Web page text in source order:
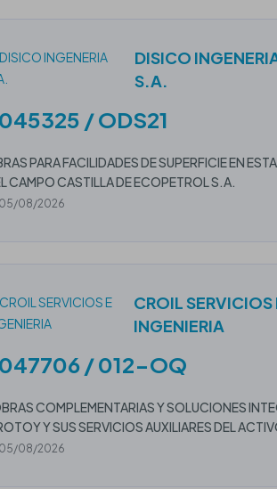
DISICO
S.A.
/ ODS21
PARA FACILIDADES DE SUPERFICIE EN
CAMPO CASTILLA DE ECOPETROL S.A.
05/08/2026
CROIL SERVICIOS
INGENIERIA
/ 012-OQ
COMPLEMENTARIAS Y SOLUCIONES
Y SUS SERVICIOS AUXILIARES DEL
05/08/2026